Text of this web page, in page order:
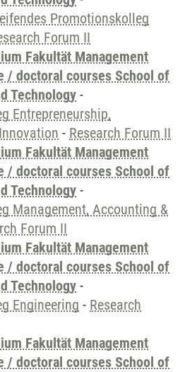
Promotionskolleg
Forum II
Fakultät Management
/ doctoral courses School of
Technology -
Entrepreneurship,
- Research Forum II
Fakultät Management
/ doctoral courses School of
Technology -
Management, Accounting &
Forum II
Fakultät Management
/ doctoral courses School of
Technology -
Engineering - Research
Fakultät Management
/ doctoral courses School of